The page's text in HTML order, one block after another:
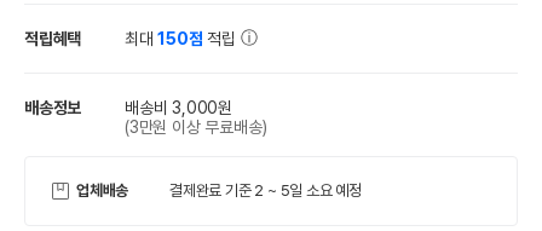
적립혜택 최대150점 적립
배송정보
배송비 3,000원
(3만원 이상 무료배송)
업체배송 결제완료 기준 2 ~ 5일 소요 예정